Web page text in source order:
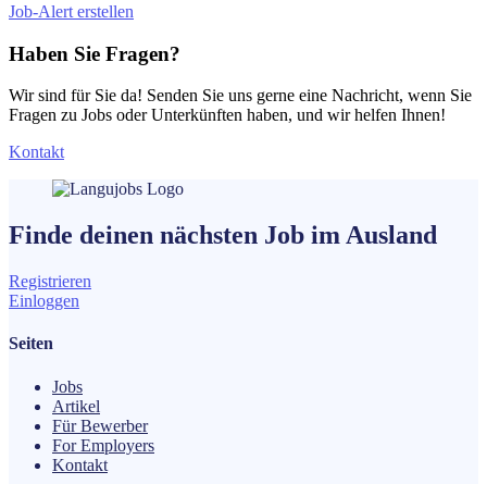
Job-Alert erstellen
Haben Sie Fragen?
Wir sind für Sie da! Senden Sie uns gerne eine Nachricht, wenn Sie
Fragen zu Jobs oder Unterkünften haben, und wir helfen Ihnen!
Kontakt
Finde deinen nächsten Job im Ausland
Registrieren
Einloggen
Seiten
Jobs
Artikel
Für Bewerber
For Employers
Kontakt